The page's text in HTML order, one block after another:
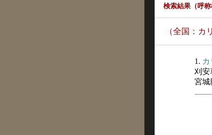
検索結果（呼称
（全国：カ
1.
刈安
宮